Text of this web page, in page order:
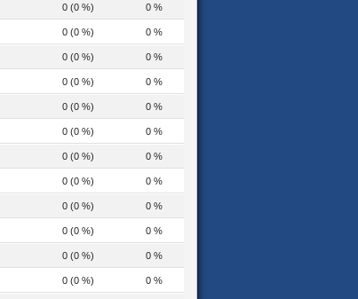
0 (0 %) 0 %
0 (0 %) 0 %
0 (0 %) 0 %
0 (0 %) 0 %
0 (0 %) 0 %
0 (0 %) 0 %
0 (0 %) 0 %
0 (0 %) 0 %
0 (0 %) 0 %
0 (0 %) 0 %
0 (0 %) 0 %
0 (0 %) 0 %